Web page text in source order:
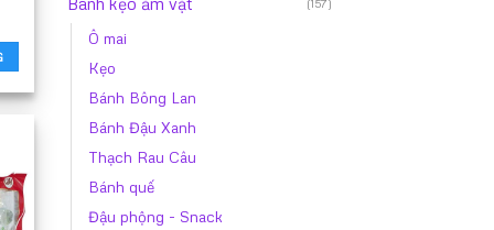
Ô mai
Kẹo
Bánh Bông Lan
Bánh Đậu Xanh
Thạch Rau Câu
Bánh quế
Đậu phộng - Snack